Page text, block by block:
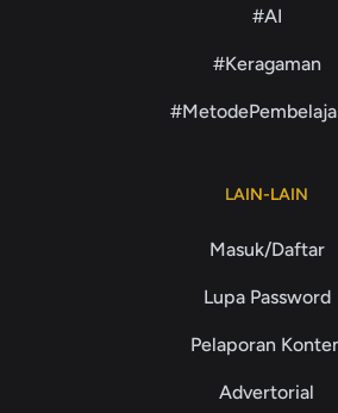
#AI
#Keragaman
LAIN-LAIN
Masuk/Daftar
Lupa Password
Pelaporan
Advertorial